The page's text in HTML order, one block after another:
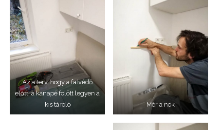
Az a terv, hogy a falvédő
előtt, a kanapé fölött legyen a
kis tároló
Mér a nök